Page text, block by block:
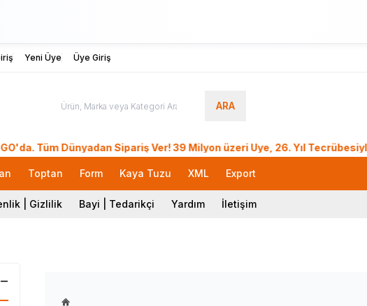
Yeni Üye Üye Giriş
ARA
Dünyadan Sipariş Ver! 39 Milyon üzeri Üye, 26. Yıl Tecrübesiyle
Toptan Form Kaya Tuzu XML Export
| Gizlilik Bayi | Tedarikçi Yardım İletişim